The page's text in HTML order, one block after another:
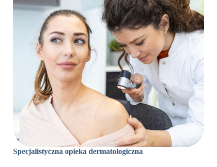
Specjalistyczna opieka dermatologiczna